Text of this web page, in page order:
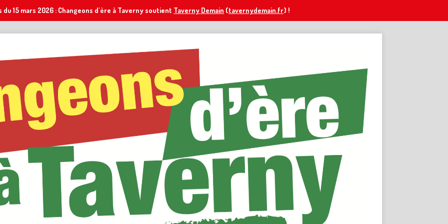
15 mars 2026 : Changeons d'ère à Taverny soutient Taverny Demain (tavernydemain.fr) !